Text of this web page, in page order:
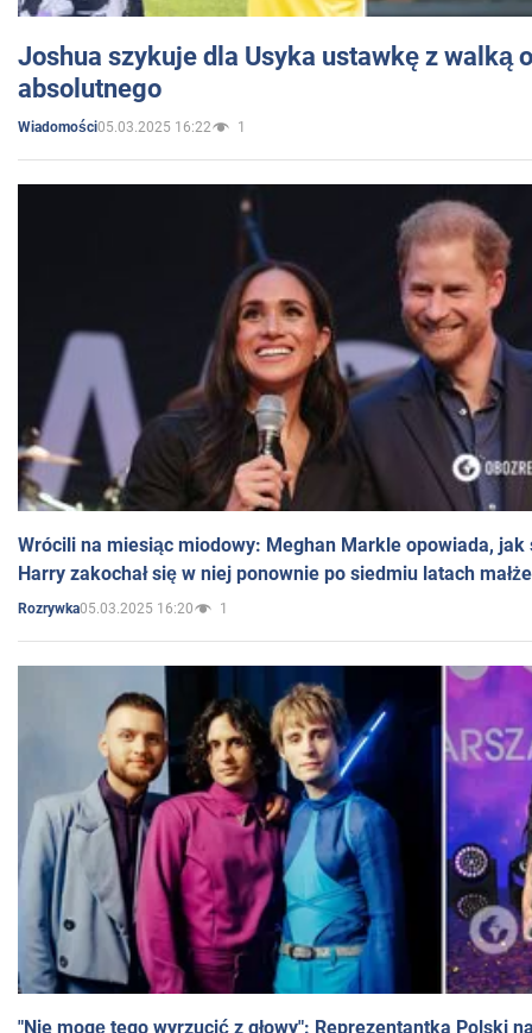
Joshua szykuje dla Usyka ustawkę z walką
absolutnego
Wiadomości05.03.2025 16:22 1
Wrócili na miesiąc miodowy: Meghan Markle opowiada, jak
Harry zakochał się w niej ponownie po siedmiu latach
Rozrywka05.03.2025 16:20 1
"Nie mogę tego wyrzucić z głowy": Reprezentantka Polski